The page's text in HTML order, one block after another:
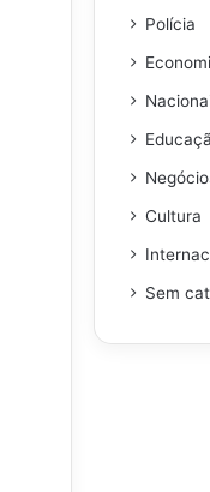
Polícia
Cultura
Sem